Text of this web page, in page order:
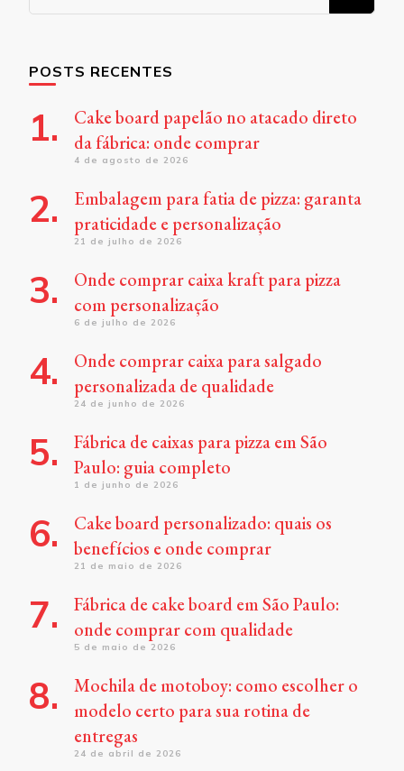
POSTS RECENTES
Cake board papelão no atacado direto
da fábrica: onde comprar
4 de agosto de 2026
Embalagem para fatia de pizza: garanta
praticidade e personalização
21 de julho de 2026
Onde comprar caixa kraft para pizza
com personalização
6 de julho de 2026
Onde comprar caixa para salgado
personalizada de qualidade
24 de junho de 2026
Fábrica de caixas para pizza em São
Paulo: guia completo
1 de junho de 2026
Cake board personalizado: quais os
benefícios e onde comprar
21 de maio de 2026
Fábrica de cake board em São Paulo:
onde comprar com qualidade
5 de maio de 2026
Mochila de motoboy: como escolher o
modelo certo para sua rotina de
entregas
24 de abril de 2026